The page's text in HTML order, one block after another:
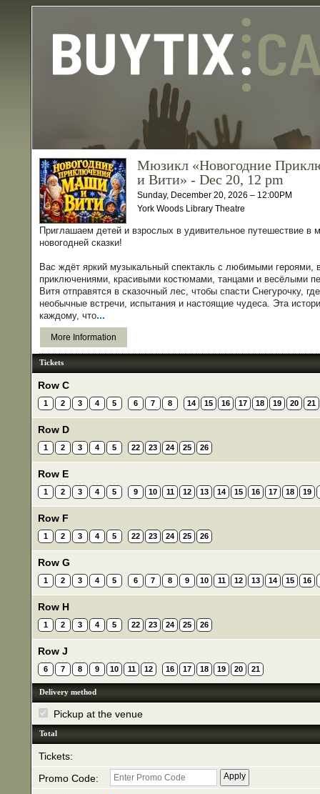
Мюзикл «Новогодние
и Вити» - Dec 20, 12 pm
Sunday, December 20, 2026 – 12:00PM
York Woods Library Theatre
Приглашаем детей и взрослых в удивительное путешествие в
новогодней сказки!
Вас ждёт яркий музыкальный спектакль с любимыми героями,
приключениями, красивыми костюмами, танцами и весёлыми
Витя отправятся в сказочный лес, чтобы спасти Снегурочку,
необычные встречи, испытания и настоящие чудеса. Эта
каждому, что...
More Information
Tickets
Row C
1 2 3 4 5 6 7 8 14 15 16 17 18 19 20 21
Row D
1 2 3 4 5 22 23 24 25 26
Row E
1 2 3 4 5 9 10 11 12 13 14 15 16 17 18 19
Row F
1 2 3 4 5 22 23 24 25 26
Row G
1 2 3 4 5 6 7 8 9 10 11 12 13 14 15 16
Row H
1 2 3 4 5 22 23 24 25 26
Row J
6 7 8 9 10 11 12 16 17 18 19 20 21
Delivery method
Pickup at the venue
Total
Tickets:
Promo Code: